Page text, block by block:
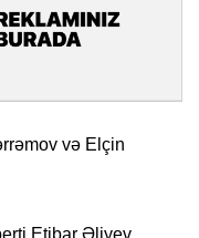
və Elçin
Etibar Əliyev